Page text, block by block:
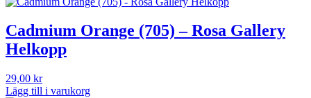
Cadmium Orange (705) – Rosa Gallery
Helkopp
29,00 kr
Lägg till i varukorg